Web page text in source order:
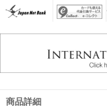
商品詳細